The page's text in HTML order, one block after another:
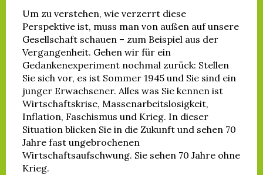
Um zu verstehen, wie verzerrt diese
Perspektive ist, muss man von außen auf unsere
Gesellschaft schauen – zum Beispiel aus der
Vergangenheit. Gehen wir für ein
Gedankenexperiment nochmal zurück: Stellen
Sie sich vor, es ist Sommer 1945 und Sie sind ein
junger Erwachsener. Alles was Sie kennen ist
Wirtschaftskrise, Massenarbeitslosigkeit,
Inflation, Faschismus und Krieg. In dieser
Situation blicken Sie in die Zukunft und sehen 70
Jahre fast ungebrochenen
Wirtschaftsaufschwung. Sie sehen 70 Jahre ohne
Krieg.